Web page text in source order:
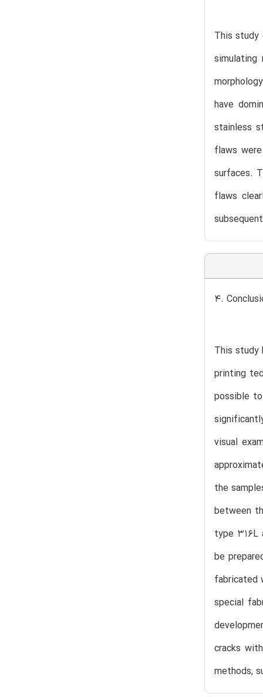
This
have
stainless
flaws
surfaces.
flaws
4.
This
printing
possible
visual
the
between
type 316L
be
fabricated
special
cracks
methods,